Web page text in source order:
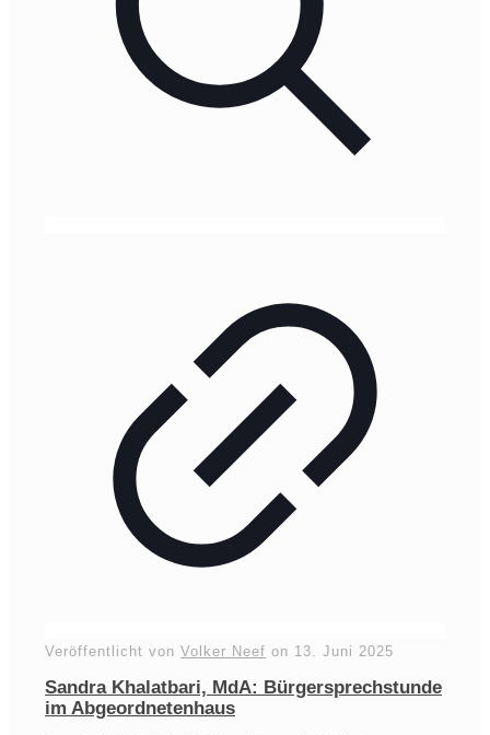
Veröffentlicht von Volker Neef on 13. Juni 2025
Sandra Khalatbari, MdA: Bürgersprechstunde
im Abgeordnetenhaus